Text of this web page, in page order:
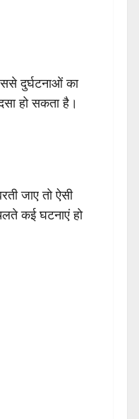
दुर्घटनाओं का
हो सकता है।
जाए तो ऐसी
कई घटनाएं हो